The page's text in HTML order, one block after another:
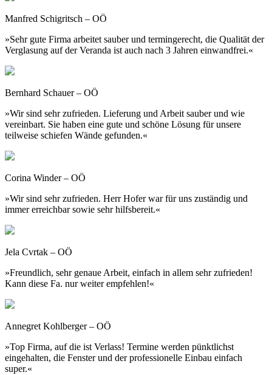
Manfred Schigritsch – OÖ
»Sehr gute Firma arbeitet sauber und termingerecht, die Qualität der
Verglasung auf der Veranda ist auch nach 3 Jahren einwandfrei.«
Bernhard Schauer – OÖ
»Wir sind sehr zufrieden. Lieferung und Arbeit sauber und wie
vereinbart. Sie haben eine gute und schöne Lösung für unsere
teilweise schiefen Wände gefunden.«
Corina Winder – OÖ
»Wir sind sehr zufrieden. Herr Hofer war für uns zuständig und
immer erreichbar sowie sehr hilfsbereit.«
Jela Cvrtak – OÖ
»Freundlich, sehr genaue Arbeit, einfach in allem sehr zufrieden!
Kann diese Fa. nur weiter empfehlen!«
Annegret Kohlberger – OÖ
»Top Firma, auf die ist Verlass! Termine werden pünktlichst
eingehalten, die Fenster und der professionelle Einbau einfach
super.«